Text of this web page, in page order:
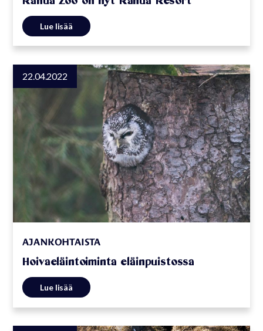
Lue lisää
22.04.2022
AJANKOHTAISTA
Hoivaeläintoiminta eläinpuistossa
Lue lisää